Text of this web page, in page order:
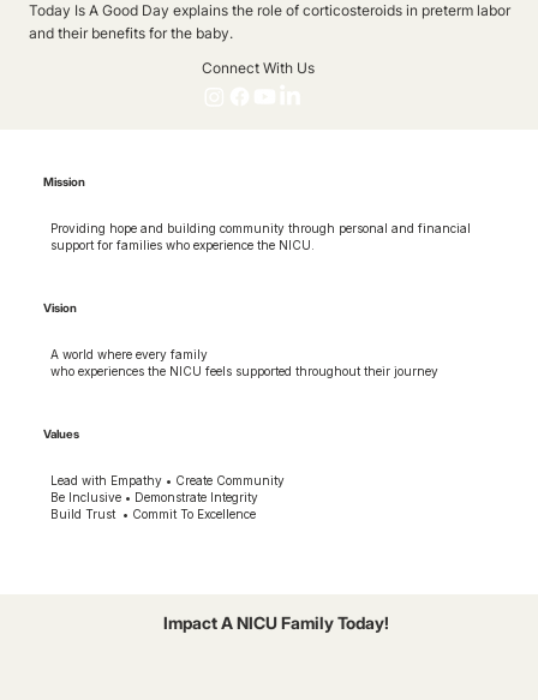
Today Is A Good Day explains the role of corticosteroids in preterm labor
and their benefits for the baby.
Connect With Us
Mission
Providing hope and building community through personal and financial
support for families who experience the NICU.
Vision
A world where every family
who experiences the NICU feels supported throughout their journey
Values
Lead with Empathy • Create Community
Be Inclusive • Demonstrate Integrity
Build Trust • Commit To Excellence
Impact A NICU Family Today!